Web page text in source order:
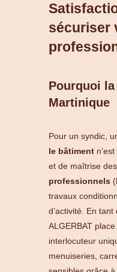
sécuriser
Pourquoi
Martinique
Pour un syndic,
le bâtiment
et de maîtrise
professionnels
travaux
d’activité. En tant
ALGERBAT place
interlocuteur
menuiseries,